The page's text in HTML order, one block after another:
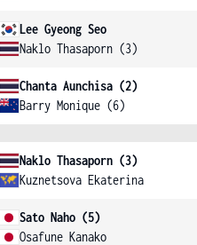
Lee Gyeong Seo
Naklo Thasaporn (3)
Chanta Aunchisa (2)
Barry Monique (6)
Naklo Thasaporn (3)
Kuznetsova Ekaterina
Sato Naho (5)
Osafune Kanako